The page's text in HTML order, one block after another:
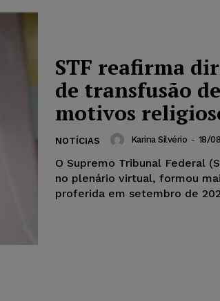
STF reafirma
de transfusão
motivos
NOTÍCIAS Karina Silvério - 18/
O Supremo Tribunal Federal
no plenário virtual, formou
proferida em setembro de